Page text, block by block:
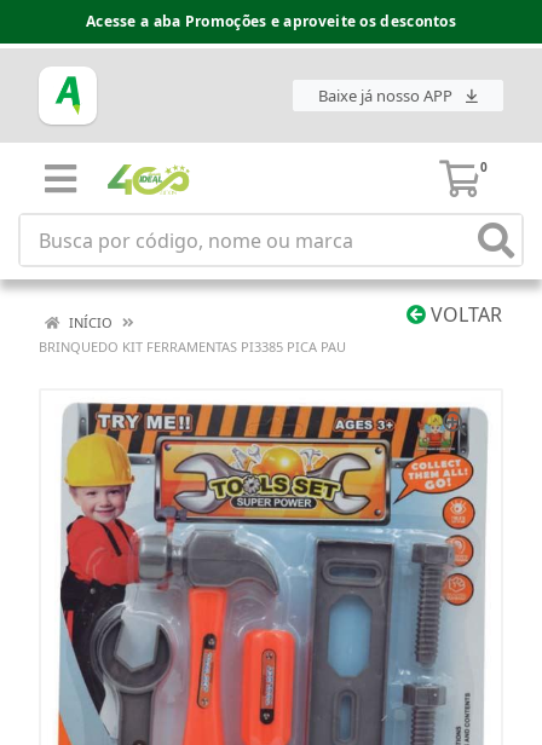
Acesse a aba Promoções e aproveite os descontos
Baixe já nosso APP
0
VOLTAR
INÍCIO
BRINQUEDO KIT FERRAMENTAS PI3385 PICA PAU